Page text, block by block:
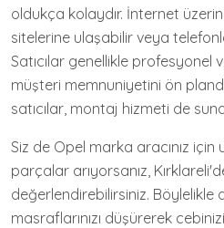
oldukça kolaydır. İnternet
sitelerine ulaşabilir veya
Satıcılar genellikle profesyonel
müşteri memnuniyetini ön
satıcılar, montaj hizmeti de
Siz de Opel marka aracınız için
parçalar arıyorsanız,
değerlendirebilirsiniz. Böylelikle
masraflarınızı düşürerek